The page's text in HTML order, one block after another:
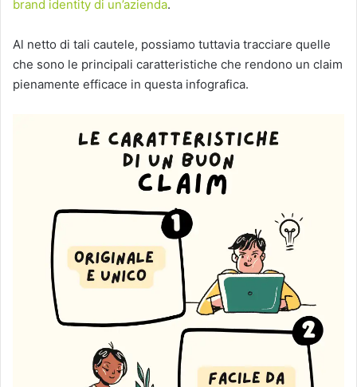
brand identity di un’azienda.
Al netto di tali cautele, possiamo tuttavia tracciare quelle
che sono le principali caratteristiche che rendono un claim
pienamente efficace in questa infografica.